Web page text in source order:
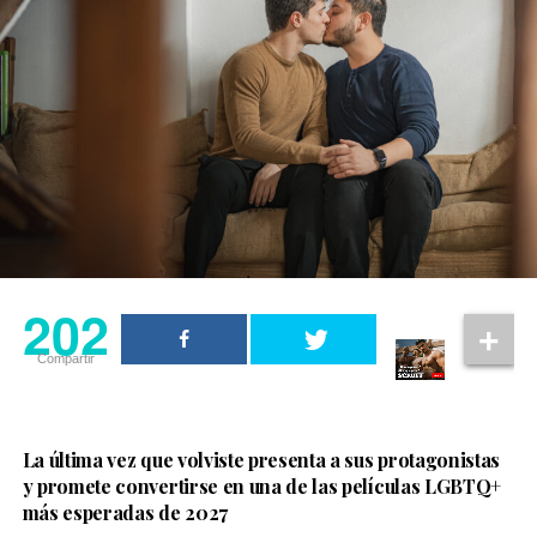
Christopher Nolan también reconoció el trabajo del
actor. En una entrevista con Rolling Stone UK, explicó
que Sinon representa el impacto de la guerra en
quienes quedan atrapados en ella y aseguró que Elliot
Page hizo un trabajo “increíble” al dar vida al
personaje.
202
Compartir
La última vez que volviste presenta a sus protagonistas
y promete convertirse en una de las películas LGBTQ+
más esperadas de 2027